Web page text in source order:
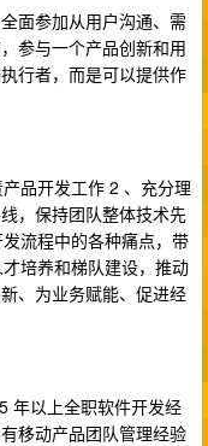
面参加从用户沟通、需
参与一个产品创新和用
行者，而是可以提供作
品开发工作 2 、充分理
，保持团队整体技术先
流程中的各种痛点，带
培养和梯队建设，推动
、为业务赋能、促进经
年以上全职软件开发经
移动产品团队管理经验